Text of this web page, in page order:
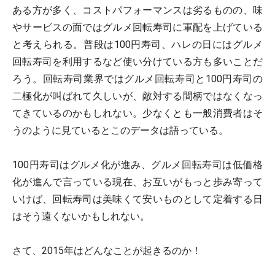
ある方が多く、コストパフォーマンスは劣るものの、味
やサービスの面ではグルメ回転寿司に軍配を上げている
と考えられる。普段は100円寿司、ハレの日にはグルメ
回転寿司を利用するなど使い分けている方も多いことだ
ろう。回転寿司業界ではグルメ回転寿司と100円寿司の
二極化が叫ばれて久しいが、敵対する間柄ではなくなっ
てきているのかもしれない。少なくとも一般消費者はそ
うのように見ているとこのデータは語っている。
100円寿司はグルメ化が進み、グルメ回転寿司は低価格
化が進んで言っている現在、お互いがもっと歩み寄って
いけば、回転寿司は美味くて安いものとして定着する日
はそう遠くないかもしれない。
さて、2015年はどんなことが起きるのか！